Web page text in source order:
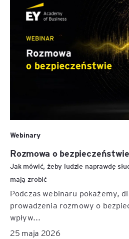
Webinary
Rozmowa o
Jak mówić, żeby ludzie naprawdę
mają zrobić
Podczas webinaru pokażemy,
prowadzenia rozmowy o
wpływ...
25 maja 2026